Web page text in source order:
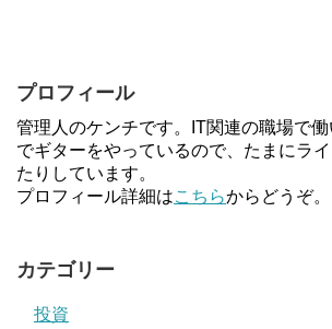
プロフィール
管理人のケンチです。IT関連の職場で
でギターをやっているので、たまにラ
たりしています。
プロフィール詳細はこちらからどうぞ。
カテゴリー
投資